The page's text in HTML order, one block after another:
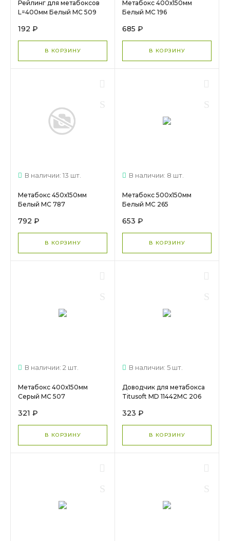
Рейлинг для метабоксов
L=400мм Белый МС 509
192 ₽
В КОРЗИНУ
Метабокс 400х150мм
Белый МС 196
685 ₽
В КОРЗИНУ
В наличии: 13 шт.
Метабокс 450х150мм
Белый МС 787
792 ₽
В КОРЗИНУ
В наличии: 8 шт.
Метабокс 500х150мм
Белый МС 265
653 ₽
В КОРЗИНУ
В наличии: 2 шт.
Метабокс 400х150мм
Серый МС 507
321 ₽
В КОРЗИНУ
В наличии: 5 шт.
Доводчик для метабокса
Titusoft MD 11442МС 206
323 ₽
В КОРЗИНУ